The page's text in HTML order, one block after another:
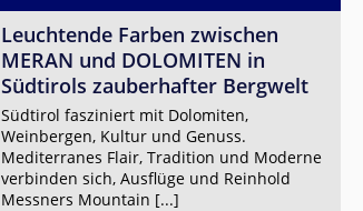
Leuchtende Farben zwischen
MERAN und DOLOMITEN in
Südtirols zauberhafter Bergwelt
Südtirol fasziniert mit Dolomiten,
Weinbergen, Kultur und Genuss.
Mediterranes Flair, Tradition und Moderne
verbinden sich, Ausflüge und Reinhold
Messners Mountain [...]